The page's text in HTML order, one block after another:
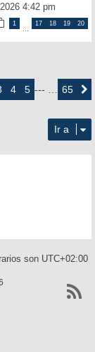
4:42 pm
1
…
17 18 19 20
4 5 --- … 65
Ir a
son UTC+02:00